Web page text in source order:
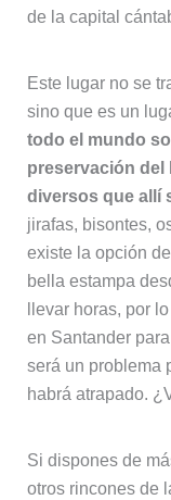
de la capital
Este lugar no se
sino que es un
todo el mundo
preservación del
diversos que allí
jirafas, bisontes,
existe la opción
bella estampa
llevar horas, por
en Santander
será un problema
habrá atrapado.
Si dispones de
otros rincones de